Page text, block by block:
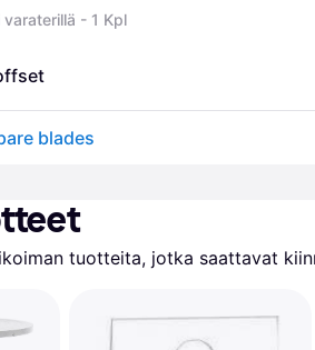
- 1 Kpl
blades
tuotteita, jotka saattavat